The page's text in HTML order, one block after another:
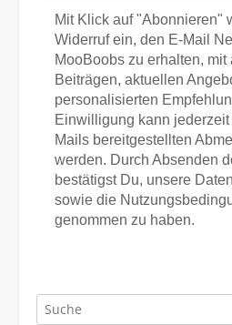
Mit Klick auf "Abonnieren"
Widerruf ein, den E-Mail
MooBoobs zu erhalten, mit
Beiträgen, aktuellen
personalisierten
Einwilligung kann
Mails bereitgestellten
werden. Durch Absenden
bestätigst Du, unsere
sowie die
genommen zu haben.